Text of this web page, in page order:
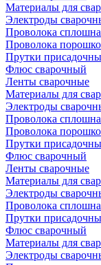
Материалы для
Электроды
Проволока
Проволока
Прутки
Флюс сварочный
Ленты сварочные
Материалы для
Электроды
Проволока
Проволока
Прутки
Флюс сварочный
Ленты сварочные
Материалы для
Электроды
Проволока
Прутки
Флюс сварочный
Материалы для
Электроды